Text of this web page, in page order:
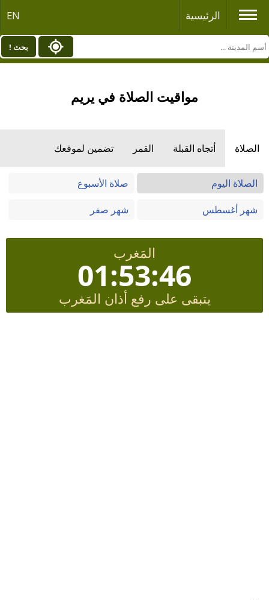
الرئيسية EN
بحث !
مواقيت الصلاة في يريم
الصلاة أتجاه القبلة القمر تضمين لموقعك
الصلاة اليوم
صلاة الأسبوع
شهر أغسطس
شهر صفر
المَغرب
01:53:45
يتبقى على رفع أذان المَغرب